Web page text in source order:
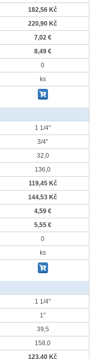
182,56 Kč
220,90 Kč
7,02 €
8,49 €
0
ks
1 1/4"
3/4"
32,0
136,0
119,45 Kč
144,53 Kč
4,59 €
5,55 €
0
ks
1 1/4"
1"
39,5
158,0
123,40 Kč